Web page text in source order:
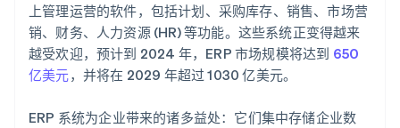
第 7 步：优化和扩展
用户体验
规划
上管理运营的软件，包括计划、采购库存、销售、市场营
销、财务、人力资源 (HR) 等功能。这些系统正变得越来
越受欢迎，预计到 2024 年，ERP 市场规模将达到 650
亿美元，并将在 2029 年超过 1030 亿美元。
ERP 系统为企业带来的诸多益处：它们集中存储企业数